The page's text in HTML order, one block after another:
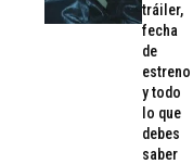
tráiler,
fecha
de
estreno
y todo
lo que
debes
saber